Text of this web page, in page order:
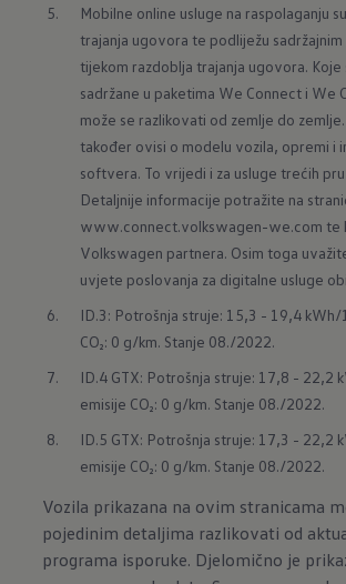
Mobilne online usluge na raspolaganju
trajanja ugovora te podliježu sadržajnim
tijekom razdoblja trajanja ugovora. Koje
sadržane u paketima We Connect i We
može se razlikovati od zemlje do
također ovisi o modelu vozila, opremi i
softvera. To vrijedi i za usluge trećih
Detaljnije informacije potražite na
www.connect.volkswagen-we.com te
Volkswagen partnera. Osim toga
uvjete poslovanja za digitalne usluge
ID.3: Potrošnja struje: 15,3 - 19,4 kWh/
CO₂: 0 g/km. Stanje 08./2022.
ID.4 GTX: Potrošnja struje: 17,8 - 22,2
emisije CO₂: 0 g/km. Stanje 08./2022.
ID.5 GTX: Potrošnja struje: 17,3 - 22,2
emisije CO₂: 0 g/km. Stanje 08./2022.
Vozila prikazana na ovim stranicama
pojedinim detaljima razlikovati od
programa isporuke. Djelomično je